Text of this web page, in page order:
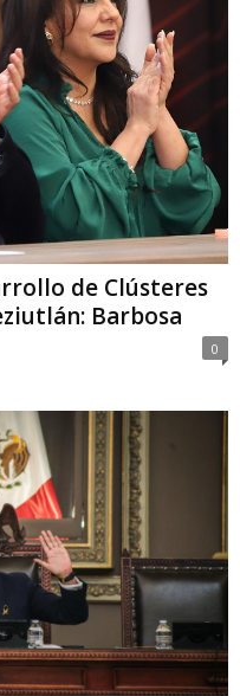
de Clústeres
Barbosa
0